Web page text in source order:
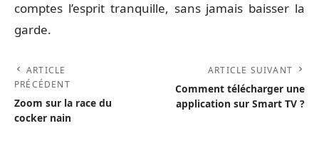
comptes l’esprit tranquille, sans jamais baisser la
garde.
ARTICLE
PRÉCÉDENT
Zoom sur la race du
cocker nain
ARTICLE SUIVANT
Comment télécharger une
application sur Smart TV ?